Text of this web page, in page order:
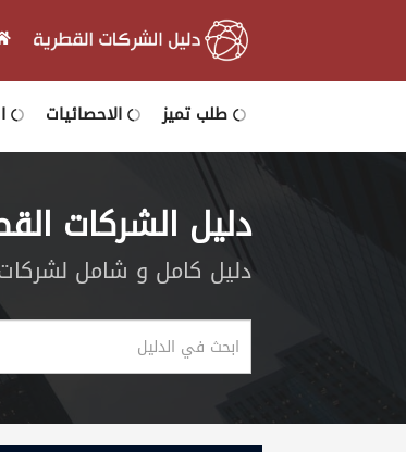
طلب تميز الاحصائيات
دليل الشركات
دليل كامل و شامل لشركات